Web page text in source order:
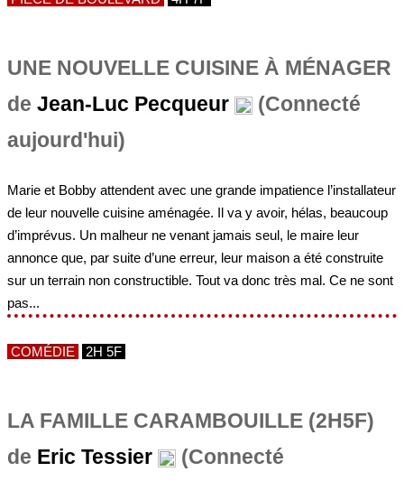
UNE NOUVELLE CUISINE À MÉNAGER
de Jean-Luc Pecqueur
(Connecté
aujourd'hui)
Marie et Bobby attendent avec une grande impatience l’installateur
de leur nouvelle cuisine aménagée. Il va y avoir, hélas, beaucoup
d’imprévus. Un malheur ne venant jamais seul, le maire leur
annonce que, par suite d’une erreur, leur maison a été construite
sur un terrain non constructible. Tout va donc très mal. Ce ne sont
pas...
COMÉDIE 2H 5F
LA FAMILLE CARAMBOUILLE (2H5F)
de Eric Tessier
(Connecté